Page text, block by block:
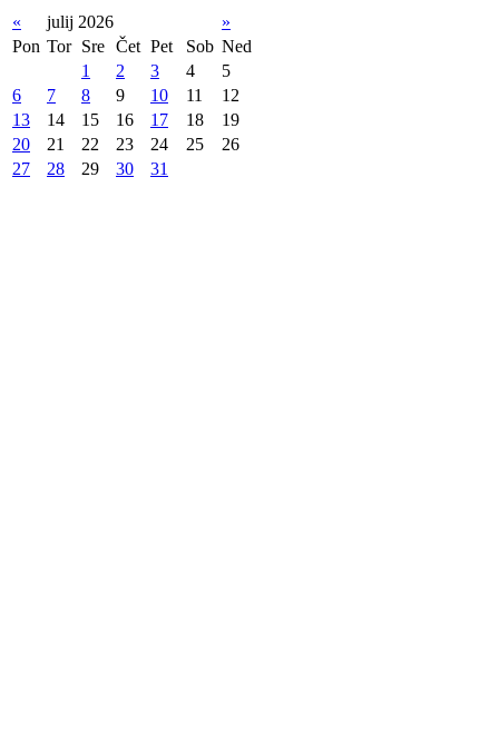
« julij 2026
»
Pon Tor Sre Čet Pet Sob Ned
1
2 3 4
5
6
7 8 9 10 11
12
13
14 15 16 17 18
19
20
21 22 23 24 25
26
27
28 29 30 31